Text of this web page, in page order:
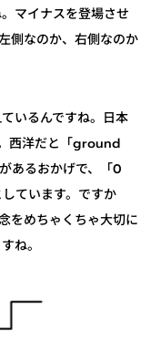
マイナスを登場させ
側なのか、右側なのか
いるんですね。日本
西洋だと「ground
あるおかげで、「0
ています。ですか
をめちゃくちゃ大切に
ね。